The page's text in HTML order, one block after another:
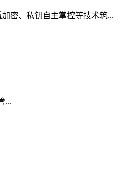
密、私钥自主掌控等技术筑...
...